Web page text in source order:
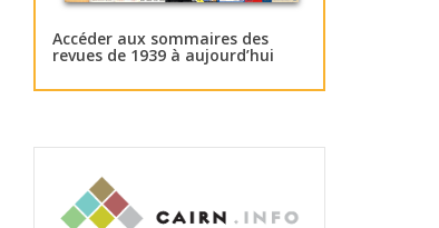
Accéder aux sommaires des
revues de 1939 à aujourd’hui